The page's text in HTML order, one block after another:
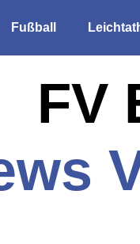
Fußball
FV